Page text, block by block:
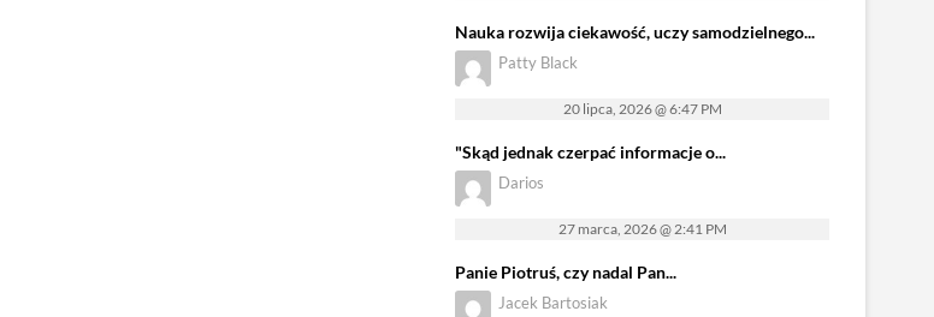
Nauka rozwija ciekawość, uczy samodzielnego...
Patty Black
20 lipca, 2026 @ 6:47 PM
"Skąd jednak czerpać informacje o...
Darios
27 marca, 2026 @ 2:41 PM
Panie Piotruś, czy nadal Pan...
Jacek Bartosiak